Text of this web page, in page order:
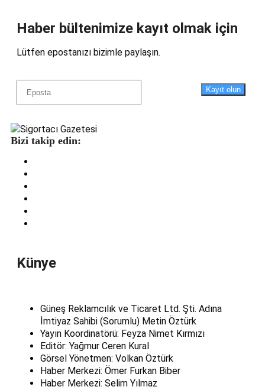
Haber bültenimize kayıt olmak için
Lütfen epostanızı bizimle paylaşın.
Kayıt olun
Bizi takip edin:
Künye
Güneş Reklamcılık ve Ticaret Ltd. Şti. Adına
İmtiyaz Sahibi (Sorumlu) Metin Öztürk
Yayın Koordinatörü: Feyza Nimet Kırmızı
Editör: Yağmur Ceren Kural
Görsel Yönetmen: Volkan Öztürk
Haber Merkezi: Ömer Furkan Biber
Haber Merkezi: Selim Yılmaz